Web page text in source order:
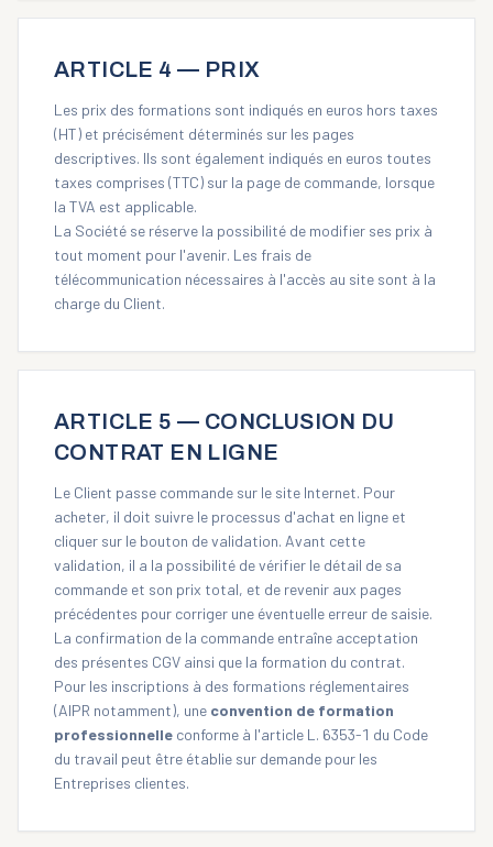
ARTICLE 4 — PRIX
Les prix des formations sont indiqués en euros hors taxes
(HT) et précisément déterminés sur les pages
descriptives. Ils sont également indiqués en euros toutes
taxes comprises (TTC) sur la page de commande, lorsque
la TVA est applicable.
La Société se réserve la possibilité de modifier ses prix à
tout moment pour l'avenir. Les frais de
télécommunication nécessaires à l'accès au site sont à la
charge du Client.
ARTICLE 5 — CONCLUSION DU
CONTRAT EN LIGNE
Le Client passe commande sur le site Internet. Pour
acheter, il doit suivre le processus d'achat en ligne et
cliquer sur le bouton de validation. Avant cette
validation, il a la possibilité de vérifier le détail de sa
commande et son prix total, et de revenir aux pages
précédentes pour corriger une éventuelle erreur de saisie.
La confirmation de la commande entraîne acceptation
des présentes CGV ainsi que la formation du contrat.
Pour les inscriptions à des formations réglementaires
(AIPR notamment), une convention de formation
professionnelle conforme à l'article L. 6353-1 du Code
du travail peut être établie sur demande pour les
Entreprises clientes.